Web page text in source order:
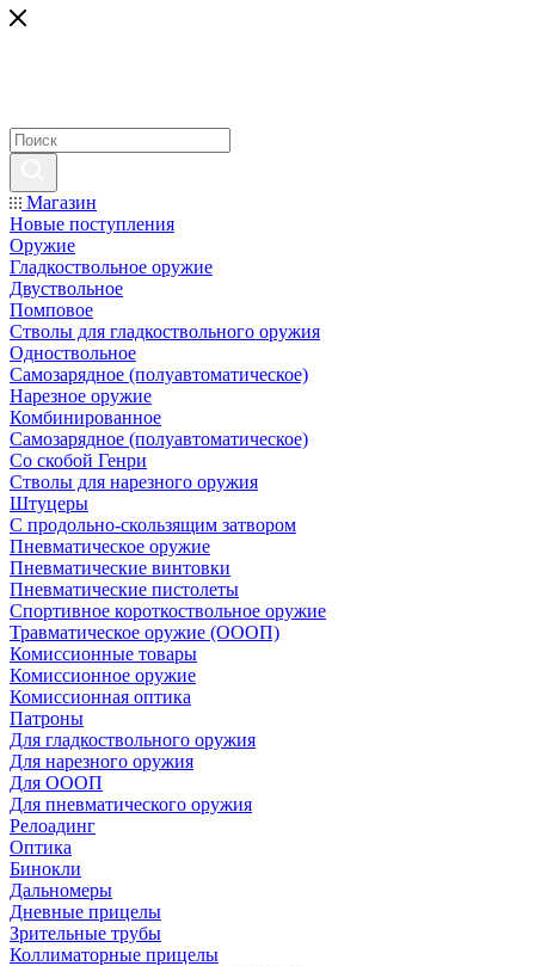
Магазин
Новые поступления
Оружие
Гладкоствольное оружие
Двуствольное
Помповое
Стволы для гладкоствольного оружия
Одноствольное
Самозарядное (полуавтоматическое)
Нарезное оружие
Комбинированное
Самозарядное (полуавтоматическое)
Со скобой Генри
Стволы для нарезного оружия
Штуцеры
С продольно-скользящим затвором
Пневматическое оружие
Пневматические винтовки
Пневматические пистолеты
Спортивное короткоствольное оружие
Травматическое оружие (ОООП)
Комиссионные товары
Комиссионное оружие
Комиссионная оптика
Патроны
Для гладкоствольного оружия
Для нарезного оружия
Для ОООП
Для пневматического оружия
Релоадинг
Оптика
Бинокли
Дальномеры
Дневные прицелы
Зрительные трубы
Коллиматорные прицелы